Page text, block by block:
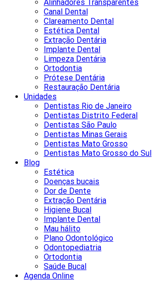
Alinhadores Transparentes
Canal Dental
Clareamento Dental
Estética Dental
Extração Dentária
Implante Dental
Limpeza Dentária
Ortodontia
Prótese Dentária
Restauração Dentária
Unidades
Dentistas Rio de Janeiro
Dentistas Distrito Federal
Dentistas São Paulo
Dentistas Minas Gerais
Dentistas Mato Grosso
Dentistas Mato Grosso do Sul
Blog
Estética
Doenças bucais
Dor de Dente
Extração Dentária
Higiene Bucal
Implante Dental
Mau hálito
Plano Odontológico
Odontopediatria
Ortodontia
Saúde Bucal
Agenda Online